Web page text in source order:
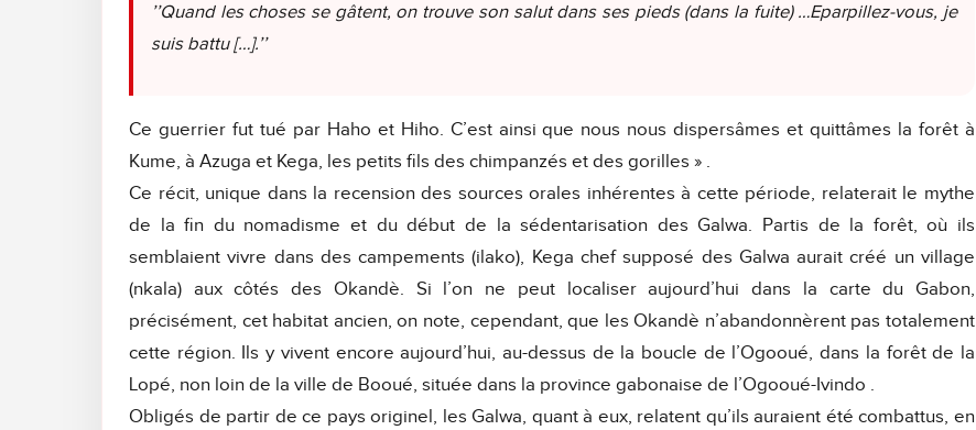
’’Quand les choses se gâtent, on trouve son salut dans ses pieds (dans la fuite) …Eparpillez-vous, je
suis battu […].’’
Ce guerrier fut tué par Haho et Hiho. C’est ainsi que nous nous dispersâmes et quittâmes la forêt à
Kume, à Azuga et Kega, les petits fils des chimpanzés et des gorilles » .
Ce récit, unique dans la recension des sources orales inhérentes à cette période, relaterait le mythe
de la fin du nomadisme et du début de la sédentarisation des Galwa. Partis de la forêt, où ils
semblaient vivre dans des campements (ilako), Kega chef supposé des Galwa aurait créé un village
(nkala) aux côtés des Okandè. Si l’on ne peut localiser aujourd’hui dans la carte du Gabon,
précisément, cet habitat ancien, on note, cependant, que les Okandè n’abandonnèrent pas totalement
cette région. Ils y vivent encore aujourd’hui, au-dessus de la boucle de l’Ogooué, dans la forêt de la
Lopé, non loin de la ville de Booué, située dans la province gabonaise de l’Ogooué-Ivindo .
Obligés de partir de ce pays originel, les Galwa, quant à eux, relatent qu’ils auraient été combattus, en